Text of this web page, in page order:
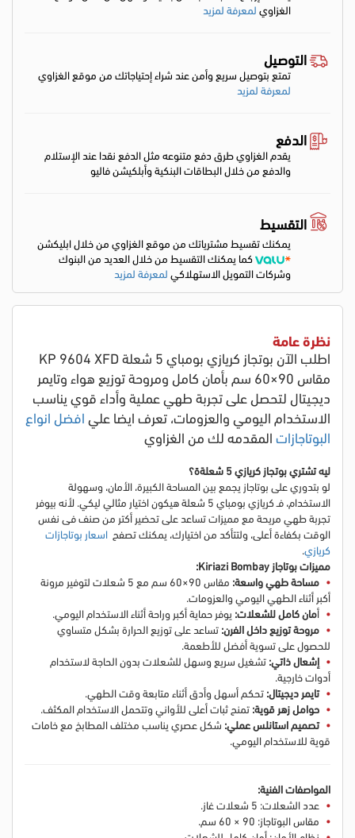
الغزاويلمعرفة لمزيد
التوصيل
تمتع بتوصيل سريع وأمن عند شراء إحتياجاتك من موقع الغزاوي
لمعرفة لمزيد
الدفع
يقدم الغزاوي طرق دفع متنوعه مثل الدفع نقدا عند الإستلام
والدفع من خلال البطاقات البنكية وأبلكيشن فاليو
التقسيط
يمكنك تقسيط مشترياتك من موقع الغزاوي من خلال ابليكشن
كما يمكنك التقسيط من خلال العديد من البنوك
وشركات التمويل الاستهلاكيلمعرفة لمزيد
نظرة عامة
اطلب الآن بوتجاز كريازي بومباي 5 شعلة KP 9604 XFD
مقاس 90×60 سم بأمان كامل ومروحة توزيع هواء وتايمر
ديجيتال لتحصل على تجربة طهي عملية وأداء قوي يناسب
الاستخدام اليومي والعزومات، تعرف ايضا علي افضل انواع
البوتاجازاتالمقدمه لك من الغزاوي
ليه تشتري بوتجاز كريازي 5 شعلةة؟
لو بتدوري على بوتاجاز يجمع بين المساحة الكبيرة، الأمان، وسهولة
الاستخدام، فـ كريازي بومباي 5 شعلة هيكون اختيار مثالي ليكي. لأنه بيوفر
تجربة طهي مريحة مع مميزات تساعد على تحضير أكتر من صنف في نفس
الوقت بكفاءة أعلى، ولتتأكد من اختيارك، يمكنك تصفح اسعار بوتاجازات
كريازي.
مميزات بوتاجاز Kiriazi Bombay:
مساحة طهي واسعة:
مقاس 90×60 سم مع 5 شعلات لتوفير مرونة
أكبر أثناء الطهي اليومي والعزومات.
أمان كامل للشعلات: يوفر حماية أكبر وراحة أثناء الاستخدام اليومي.
مروحة توزيع داخل الفرن:تساعد على توزيع الحرارة بشكل متساوي
للحصول على تسوية أفضل للأطعمة.
إشعال ذاتي:تشغيل سريع وسهل للشعلات بدون الحاجة لاستخدام
أدوات خارجية.
تايمر ديجيتال:تحكم أسهل وأدق أثناء متابعة وقت الطهي.
حوامل زهر قوية:تمنح ثبات أعلى للأواني وتتحمل الاستخدام المكثف.
تصميم استانلس عملي: شكل عصري يناسب مختلف المطابخ مع خامات
قوية للاستخدام اليومي.
المواصفات الفنية:
عدد الشعلات: 5 شعلات غاز.
مقاس البوتاجاز: 90 × 60 سم.